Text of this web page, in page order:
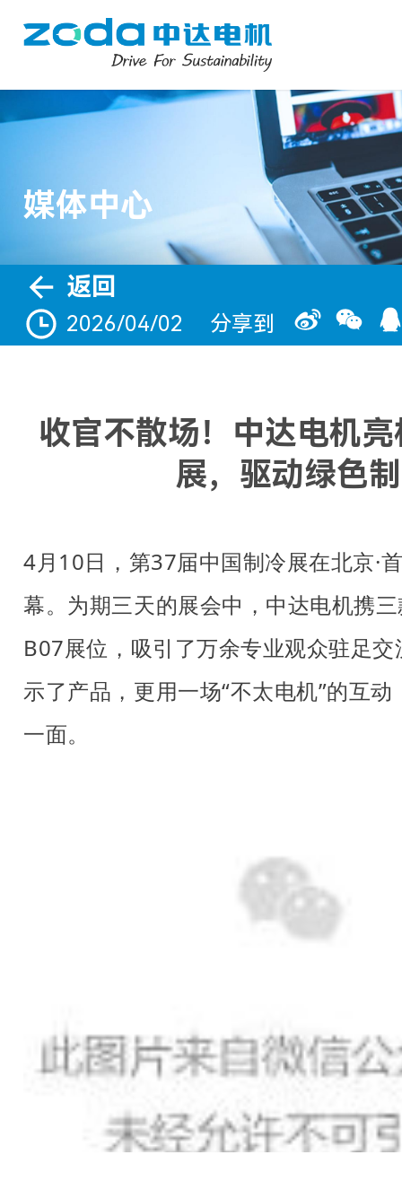
媒体中心
返回
2026/04/02 分享到
收官不散场！中达电机
展，驱动绿色
4月10日，第37届中国制冷展在北京·
幕。为期三天的展会中，中达电机携
B07展位，吸引了万余专业观众驻足
示了产品，更用一场“不太电机”的互
一面。